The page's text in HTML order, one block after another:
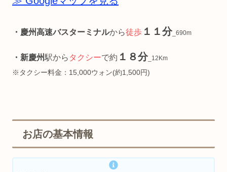
・慶州高速バスターミナルから徒歩 １１分_690m
・新慶州駅から タクシーで約 １８分_12Km
※タクシー料金：15,000ウォン(約1,500円)
お店の基本情報